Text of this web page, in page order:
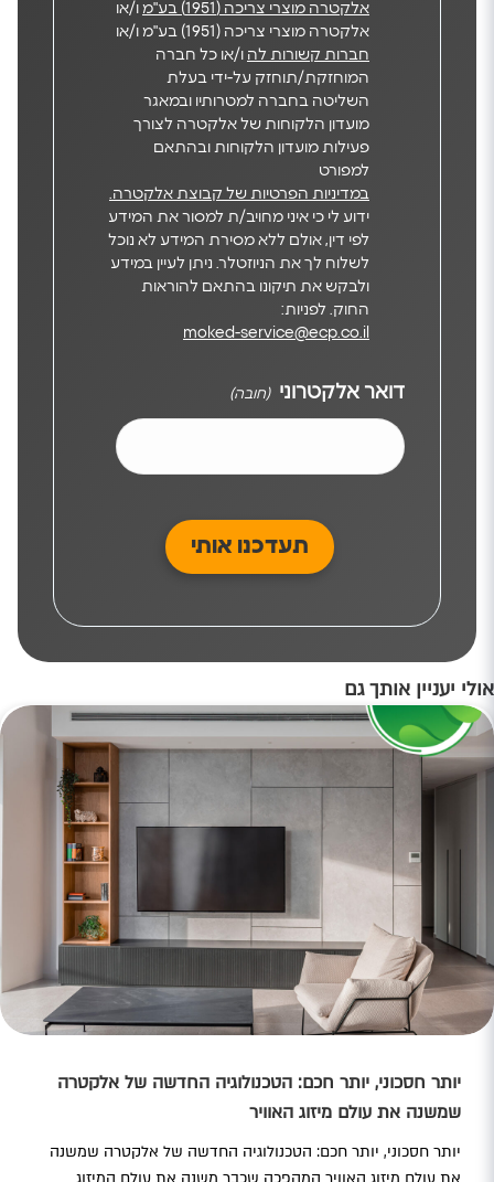
אלקטרה מוצרי צריכה (1951) בע"מ
ו/או
אלקטרה מוצרי צריכה (1951) בע"מ ו/או
חברות קשורות לה ו/או כל חברה
המוחזקת/תוחזק על-ידי בעלת
השליטה בחברה למטרותיו ובמאגר
מועדון הלקוחות של אלקטרה לצורך
פעילות מועדון הלקוחות ובהתאם
למפורט
במדיניות הפרטיות של קבוצת אלקטרה.
ידוע לי כי איני מחויב/ת למסור את המידע
לפי דין, אולם ללא מסירת המידע לא נוכל
לשלוח לך את הניוזטלר. ניתן לעיין במידע
ולבקש את תיקונו בהתאם להוראות
החוק. לפניות:
moked-service@ecp.co.il
דואר אלקטרוני (חובה)
אולי יעניין אותך גם
יותר חסכוני, יותר חכם: הטכנולוגיה החדשה של אלקטרה
שמשנה את עולם מיזוג האוויר
יותר חסכוני, יותר חכם: הטכנולוגיה החדשה של אלקטרה שמשנה